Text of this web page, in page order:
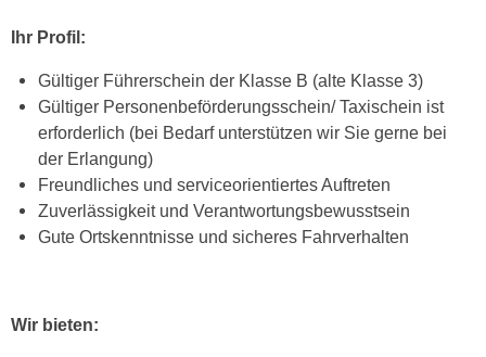
Ihr Profil:
Gültiger Führerschein der Klasse B (alte Klasse 3)
Gültiger Personenbeförderungsschein/ Taxischein ist
erforderlich (bei Bedarf unterstützen wir Sie gerne bei
der Erlangung)
Freundliches und serviceorientiertes Auftreten
Zuverlässigkeit und Verantwortungsbewusstsein
Gute Ortskenntnisse und sicheres Fahrverhalten
Wir bieten: